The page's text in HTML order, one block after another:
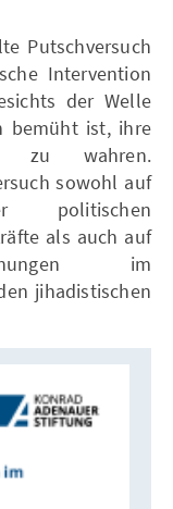
Putschversuch
Intervention
der Welle
bemüht ist, ihre
zu wahren.
sowohl auf
politischen
als auch auf
im
jihadistischen